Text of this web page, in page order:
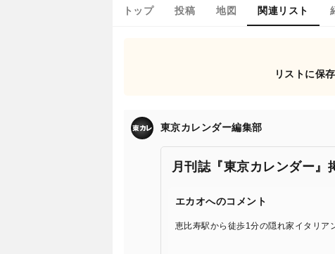
トップ 投稿 地図 関連リスト
リストに保
東京カレンダー編集部
月刊誌『東京カレンダー』
エカオへのコメント
恵比寿駅から徒歩1分の隠れ家イタリア